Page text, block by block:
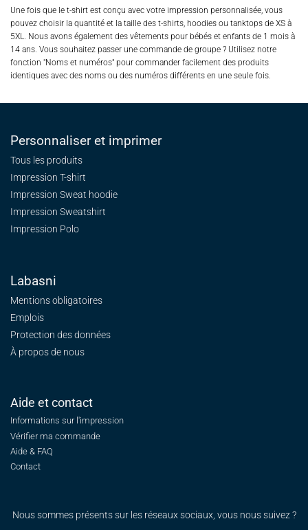
Une fois que le t-shirt est conçu avec votre impression personnalisée, vous
pouvez choisir la quantité et la taille des t-shirts, hoodies ou tanktops de XS à
5XL. Nous avons également des vêtements pour bébés et enfants de 1 mois à
14 ans. Vous souhaitez passer une commande de groupe ? Utilisez notre
fonction "Noms et numéros" pour commander facilement des produits
identiques avec des noms ou des numéros différents en une seule fois.
Personnaliser et imprimer
Tous les produits
Impression T-shirt
Impression Sweat hoodie
Impression Sweatshirt
Impression Polo
Labasni
Mentions obligatoires
Emplois
Protection des données
À propos de nous
Aide et contact
Informations sur l'impression
Vérifier ma commande
Aide & FAQ
Contact
Nous sommes présents sur les réseaux sociaux, vous nous suivez ?